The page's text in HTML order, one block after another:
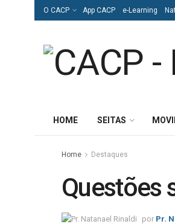
O CACP App CACP e-Learning
HOME SEITAS
Home Destaques
Questões
por Pr.